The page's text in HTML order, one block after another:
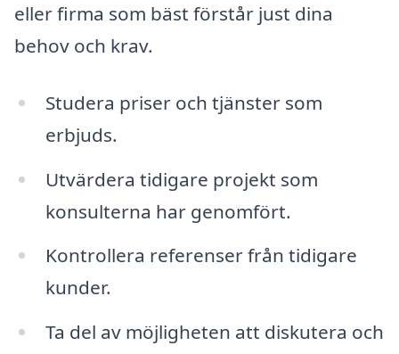
eller firma som bäst förstår just dina
behov och krav.
Studera priser och tjänster som
erbjuds.
Utvärdera tidigare projekt som
konsulterna har genomfört.
Kontrollera referenser från tidigare
kunder.
Ta del av möjligheten att diskutera och